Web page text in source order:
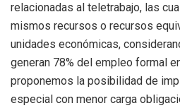
relacionadas al teletrabajo, las
mismos recursos o recursos
unidades económicas,
generan 78% del empleo formal
proponemos la posibilidad de
especial con menor carga